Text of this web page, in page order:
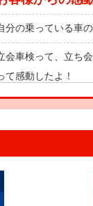
分の乗っている車
会車検って、立ち
て感動したよ！